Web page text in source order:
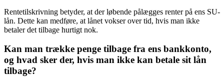
Rentetilskrivning betyder, at der løbende pålægges renter på ens SU-
lån. Dette kan medføre, at lånet vokser over tid, hvis man ikke
betaler det tilbage hurtigt nok.
Kan man trække penge tilbage fra ens bankkonto,
og hvad sker der, hvis man ikke kan betale sit lån
tilbage?